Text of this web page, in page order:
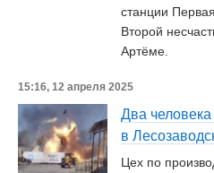
станции
Второй
Артёме.
15:16, 12 апреля 2025
Два
в
Цех по